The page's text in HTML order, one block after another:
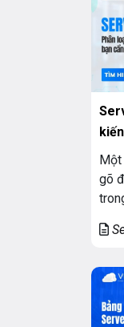
gõ
lại
vận
chủ